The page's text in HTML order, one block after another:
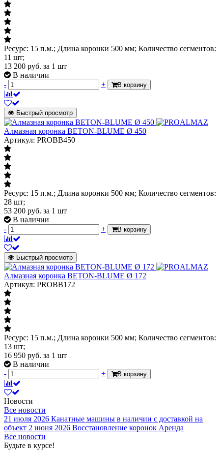
Ресурс: 15 п.м.; Длина коронки 500 мм; Количество сегментов:
11 шт;
13 200 руб. за 1 шт
В наличии
-
+ В корзину
Быстрый просмотр
Алмазная коронка BETON-BLUME Ø 450
Артикул: PROBB450
Ресурс: 15 п.м.; Длина коронки 500 мм; Количество сегментов:
28 шт;
53 200 руб. за 1 шт
В наличии
-
+ В корзину
Быстрый просмотр
Алмазная коронка BETON-BLUME Ø 172
Артикул: PROBB172
Ресурс: 15 п.м.; Длина коронки 500 мм; Количество сегментов:
13 шт;
16 950 руб. за 1 шт
В наличии
-
+ В корзину
Новости
Все новости
21 июля 2026 Канатные машины в наличии с доставкой на
объект 2 июня 2026 Восстановление коронок Аренда
Все новости
Будьте в курсе!